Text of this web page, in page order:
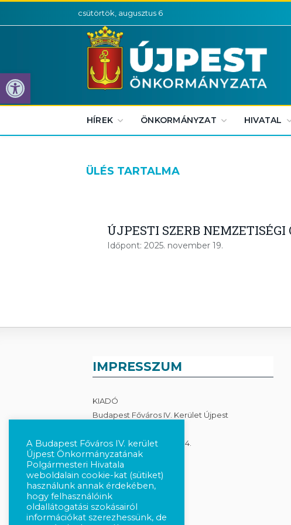
Eszköztár megnyitása
csütörtök, augusztus 6
HÍREK ÖNKORMÁNYZAT HIVATAL
ÜLÉS TARTALMA
ÚJPESTI SZERB
Időpont: 2025. november 19.
IMPRESSZUM
KIADÓ
Budapest Főváros IV. Kerület Újpest
1041 Budapest, István út 14.
Adatkezelés
A Budapest Főváros IV. kerület
Újpest Önkormányzatának
Polgármesteri Hivatala
weboldalain cookie-kat (sütiket)
használunk annak érdekében,
hogy felhasználóink
oldallátogatási szokásairól
információkat szerezhessünk, de